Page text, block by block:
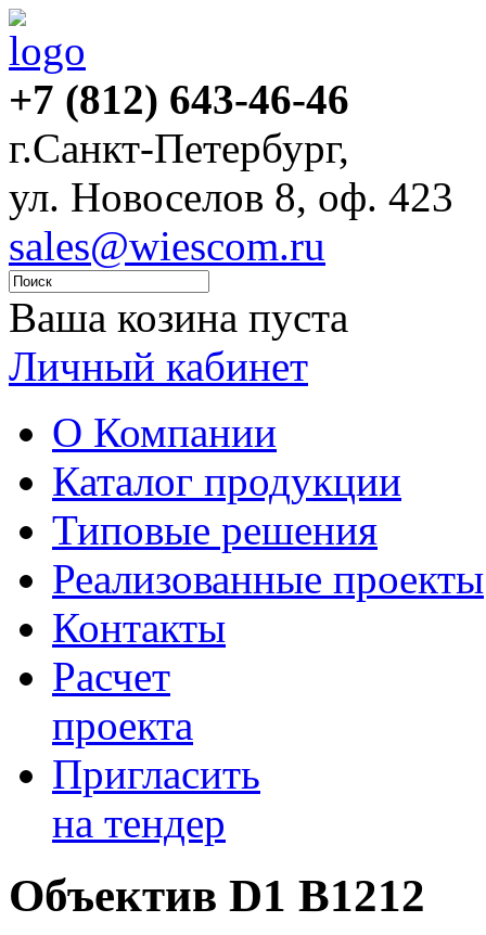
+7 (812) 643-46-46
г.Санкт-Петербург,
ул. Новоселов 8, оф. 423
sales@wiescom.ru
Ваша козина пуста
Личный кабинет
О Компании
Каталог продукции
Типовые решения
Реализованные проекты
Контакты
Расчет
проекта
Пригласить
на тендер
Объектив D1 B1212